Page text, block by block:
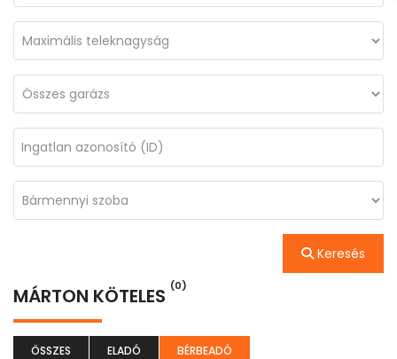
Keresés
MÁRTON KÖTELES (0)
ÖSSZES ELADÓ BÉRBEADÓ